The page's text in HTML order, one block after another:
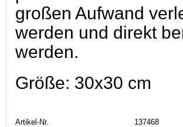
großen Aufwand
werden und direkt
werden.
Größe: 30x30 cm
Artikel-Nr.
137468